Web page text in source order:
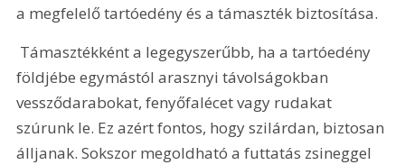
a megfelelő tartóedény és a támaszték biztosítása.
földjébe egymástól arasznyi távolságokban
vessződarabokat, fenyőfalécet vagy rudakat
szúrunk le. Ez azért fontos, hogy szilárdan, biztosan
álljanak. Sokszor megoldható a futtatás zsineggel